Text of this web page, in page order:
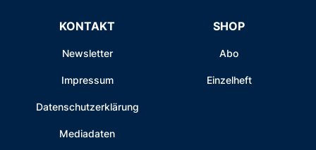
KONTAKT
Newsletter
Impressum
Datenschutzerklärung
Mediadaten
SHOP
Abo
Einzelheft